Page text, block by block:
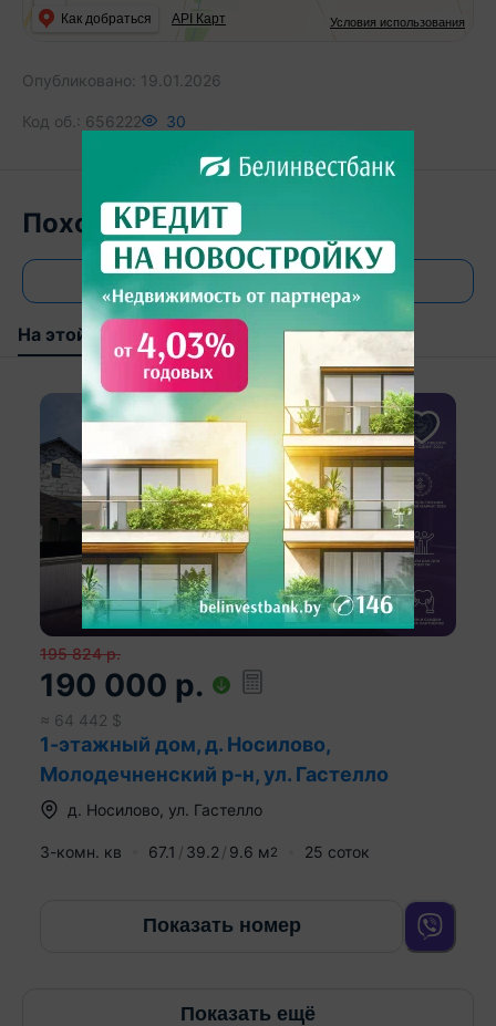
Условия использования
Как добраться API Карт
Опубликовано: 19.01.2026
Код об.: 656222 30
Похожие объекты
На этой улице
195 824 р.
190 000 р.
≈ 64 442 $
1-этажный дом, д. Носилово,
Молодечненский р-н, ул. Гастелло
д. Носилово ул. Гастелло
3-комн. кв 67.1 39.2 9.6 м2 25 соток
Показать номер
Показать ещё